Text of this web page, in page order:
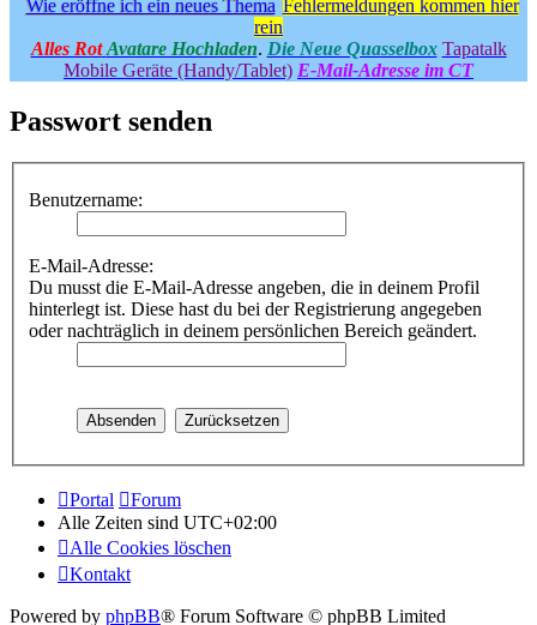
Wie eröffne ich ein neues Thema Fehlermeldungen kommen hier
rein
Alles Rot Avatare Hochladen. Die Neue Quasselbox Tapatalk
Mobile Geräte (Handy/Tablet) E-Mail-Adresse im CT
Passwort senden
Benutzername:
E-Mail-Adresse:
Du musst die E-Mail-Adresse angeben, die in deinem Profil
hinterlegt ist. Diese hast du bei der Registrierung angegeben
oder nachträglich in deinem persönlichen Bereich geändert.
Portal
Forum
Alle Zeiten sind UTC+02:00
Alle Cookies löschen
Kontakt
Powered by phpBB® Forum Software © phpBB Limited